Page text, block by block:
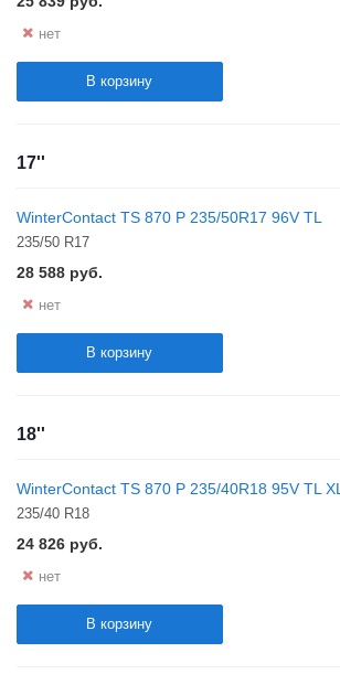
нет
В корзину
17''
WinterContact TS 870 P 235/50R17 96V TL
235/50 R17
28 588 руб.
нет
В корзину
18''
WinterContact TS 870 P 235/40R18 95V TL XL
235/40 R18
24 826 руб.
нет
В корзину